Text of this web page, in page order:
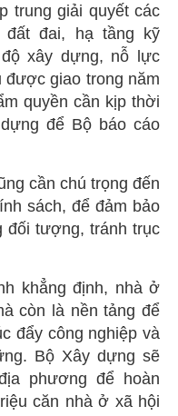
trung giải quyết các
đất đai, hạ tầng kỹ
xây dựng, nỗ lực
được giao trong năm
quyền cần kịp thời
để Bộ báo cáo
cần chú trọng đến
sách, để đảm bảo
đối tượng, tránh trục
khẳng định, nhà ở
còn là nền tảng để
đẩy công nghiệp và
Bộ Xây dựng sẽ
phương để hoàn
căn nhà ở xã hội